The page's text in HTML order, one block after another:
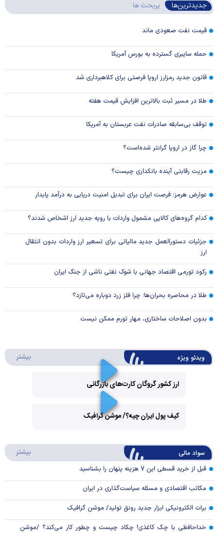
جدیدترین‌ها پربحث ها
قیمت نفت صعودی ماند
حمله سایبری گسترده به بورس آمریکا
قانون جدید رمزارز اروپا فرصتی برای کلاهبرداری شد
طلا در مسیر ثبت بالاترین افزایش قیمت هفته
توقف بی‌سابقه صادرات نفت عربستان به آمریکا
چرا گاز در اروپا گرانتر شده‌است؟
مزیت رقابتی آینده بانکداری چیست؟
عوارض هرمز؛ فرصت ایران برای تبدیل امنیت دریایی به درآمد پایدار
کدام گروه‌های کالایی مشمول واردات با رویه جدید ارز اشخاص شدند؟
جزئیات دستورالعمل جدید مالیاتی برای تسعیر ارز واردات بدون انتقال
ارز
رکود تورمی اقتصاد جهانی با شوک نفتی ناشی از جنگ ایران
طلا در محاصره بحران‌ها؛ چرا فلز زرد دوباره می‌تازد؟
بدون اصلاحات ساختاری، مهار تورم ممکن نیست
ویدئو ویژه بیشتر
ارز کشور گروگان کارت‌های بازرگانی
Video
کیف پول ایران چیه؟/ موشن گرافیک
سواد مالی بیشتر
قبل از خرید قسطی این ۷ هزینه پنهان را بشناسید
مکاتب اقتصادی و مسئله سیاست‌گذاری در ایران
برات الکترونیکی ابزار جدید رونق تولید/ موشن گرافیک
خداحافظی با چک کاغذی! چکاد چیست و چطور کار می‌کند؟ /موشن